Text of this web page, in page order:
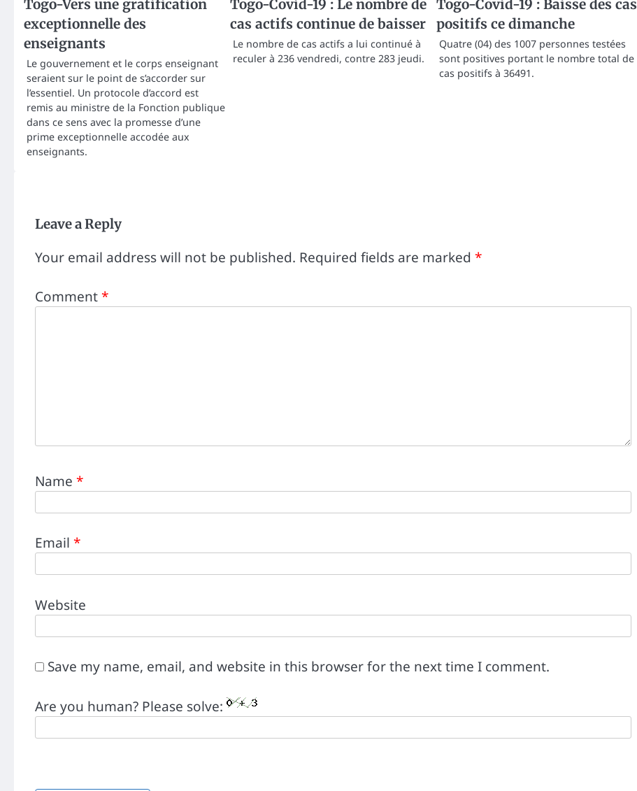
Togo-Vers une gratification
exceptionnelle des
enseignants
Le gouvernement et le corps enseignant
seraient sur le point de s’accorder sur
l’essentiel. Un protocole d’accord est
remis au ministre de la Fonction publique
dans ce sens avec la promesse d’une
prime exceptionnelle accodée aux
enseignants.
Togo-Covid-19 : Le nombre de
cas actifs continue de baisser
Le nombre de cas actifs a lui continué à
reculer à 236 vendredi, contre 283 jeudi.
Togo-Covid-19 : Baisse des cas
positifs ce dimanche
Quatre (04) des 1007 personnes testées
sont positives portant le nombre total de
cas positifs à 36491.
Leave a Reply
Your email address will not be published. Required fields are marked *
Comment*
Name *
Email *
Website
Save my name, email, and website in this browser for the next time I comment.
Are you human? Please solve: